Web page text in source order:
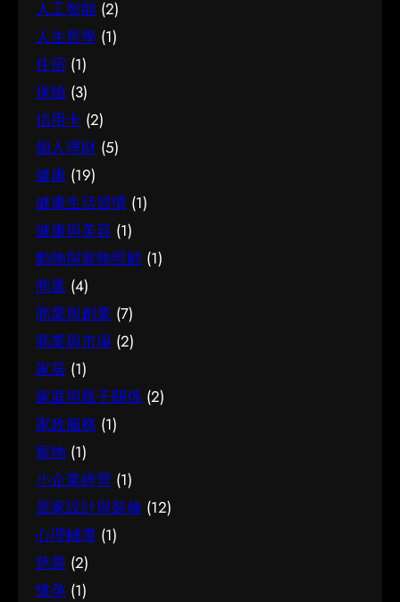
先考量，再作選擇，就能避免買了用不上、或選
了不合適的尷尬，讓每一分付出都用得其所。 如
何選擇 在考慮簿記服務時，建議從自己的實際需
要出發，比較不同選擇的特點與條件，而非單看
價錢或表面資訊。多參考可靠來源、細閱詳情，
有助找到最切合需要的方案。想進一步了解相關
資訊，可以參考簿記服務，當中有更詳細的介
紹。 簿記服務是甚麼 要真正掌握簿記服務，第一
步是建立正確的基礎認知。很多誤解往往源於資
訊不足或一知半解，因此花點時間了解它的本質
與背景，是值得的投資。 它的重要性 認真了解簿
記服務的好處顯而易見：當你清楚自己面對的選
擇與條件，便更容易避開常見的陷阱，把時間與
資源花在真正合適的地方，這也是做足功課的價
值所在。 結語 說到底，面對簿記服務，最重要的
是保持理性、做足功課，並按自己的實際情況作
判斷。願這篇文章能成為你的實用參考，讓你在
選擇時更有信心。
詢相關範疇的專業人士，往往能得到更貼合個人
需要的建議。 聰明選擇的方法 幾個簡單的方法，
能幫你少走冤枉路：先設定清晰的目標與預算、
收集足夠的資料再比較，以及保留彈性以應對變
化。把這些習慣養成，做選擇時自然更得心應
手。 因應需要選擇 不同的情境，對腳腫 解決的
要求也不一樣。先想清楚自己最常遇到的情況與
優先考量，再作選擇，就能避免買了用不上、或
選了不合適的尷尬，讓每一分付出都用得其所。
如何選擇 在考慮腳腫 解決時，建議從自己的實際
需要出發，比較不同選擇的特點與條件，而非單
看價錢或表面資訊。多參考可靠來源、細閱詳
情，有助找到最切合需要的方案。想進一步了解
相關資訊，可以參考腳腫 解決，當中有更詳細的
介紹。 腳腫 解決是甚麼 要真正掌握腳腫 解決，
第一步是建立正確的基礎認知。很多誤解往往源
於資訊不足或一知半解，因此花點時間了解它的
本質與背景，是值得的投資。 總結 總括而言，了
解腳腫 解決的關鍵在於掌握足夠資訊、認清自己
的需要，並在有需要時尋求專業意見。希望這篇
分享能為你提供有用的參考，助你作出安心又合
適的決定。
之前，有幾點值得特別留意。首先，每個人的情
況不盡相同，適合別人的未必適合自己；其次，
資訊來源是否可靠同樣關鍵。如有任何疑問，諮
詢相關範疇的專業人士，往往能得到更貼合個人
需要的建議。 聰明選擇的方法 幾個簡單的方法，
能幫你少走冤枉路：先設定清晰的目標與預算、
收集足夠的資料再比較，以及保留彈性以應對變
化。把這些習慣養成，做選擇時自然更得心應
手。 因應需要選擇 不同的情境，對試管嬰兒的要
求也不一樣。先想清楚自己最常遇到的情況與優
先考量，再作選擇，就能避免買了用不上、或選
了不合適的尷尬，讓每一分付出都用得其所。 如
何選擇 在考慮試管嬰兒時，建議從自己的實際需
要出發，比較不同選擇的特點與條件，而非單看
價錢或表面資訊。多參考可靠來源、細閱詳情，
有助找到最切合需要的方案。想進一步了解相關
資訊，可以參考試管嬰兒，當中有更詳細的介
紹。 試管嬰兒是甚麼 要真正掌握試管嬰兒，第一
步是建立正確的基礎認知。很多誤解往往源於資
訊不足或一知半解，因此花點時間了解它的本質
與背景，是值得的投資。 總結 總括而言，了解試
管嬰兒的關鍵在於掌握足夠資訊、認清自己的需
要，並在有需要時尋求專業意見。希望這篇分享
能為你提供有用的參考，助你作出安心又合適的
決定。
人工智能 (2)
人生哲學 (1)
住宿 (1)
保險 (3)
信用卡 (2)
個人理財 (5)
健康 (19)
健康生活習慣 (1)
健康與美容 (1)
動物與寵物照顧 (1)
商業 (4)
商業與創業 (7)
商業與市場 (2)
家居 (1)
家庭與親子關係 (2)
家政服務 (1)
寵物 (1)
小企業經營 (1)
居家設計與裝修 (12)
心理輔導 (1)
慈善 (2)
懷孕 (1)